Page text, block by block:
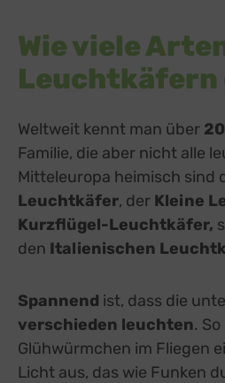
Wie viele
Leuchtkäfern
Weltweit kennt man über
Familie, die aber nicht alle
Mitteleuropa heimisch sind
Leuchtkäfer, der Kleine
Kurzflügel-Leuchtkäfer,
den Italienischen
Spannend ist, dass die
verschieden leuchten.
Glühwürmchen im Fliegen
Licht aus, das wie Funken